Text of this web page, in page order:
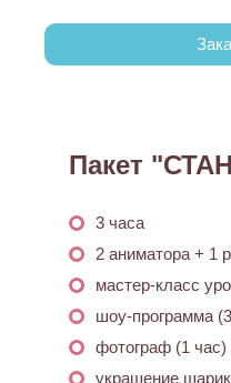
Пакет
3 часа
2 аниматора + 1
мастер-класс
шоу-программа
фотограф (1 час)
украшение